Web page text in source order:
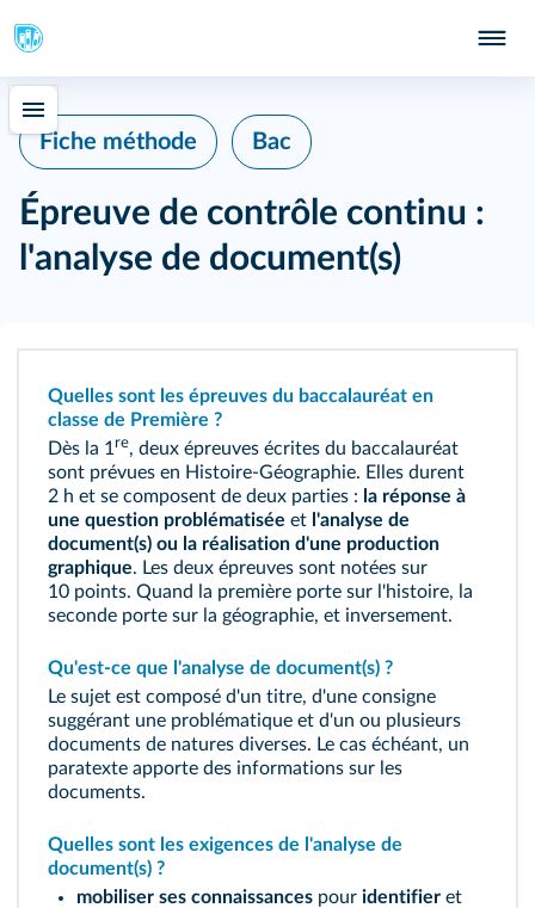
Fiche méthode Bac
Épreuve de contrôle continu :
l'analyse de document(s)
Quelles sont les épreuves du baccalauréat en
classe de Première ?
Dès la 1re, deux épreuves écrites du baccalauréat
sont prévues en Histoire‑Géographie. Elles durent
2 h et se composent de deux parties : la réponse à
une question problématisée et l'analyse de
document(s) ou la réalisation d'une production
graphique. Les deux épreuves sont notées sur
10 points. Quand la première porte sur l'histoire, la
seconde porte sur la géographie, et inversement.
Qu'est‑ce que l'analyse de document(s) ?
Le sujet est composé d'un titre, d'une consigne
suggérant une problématique et d'un ou plusieurs
documents de natures diverses. Le cas échéant, un
paratexte apporte des informations sur les
documents.
Quelles sont les exigences de l'analyse de
document(s) ?
mobiliser ses connaissances pour identifier et